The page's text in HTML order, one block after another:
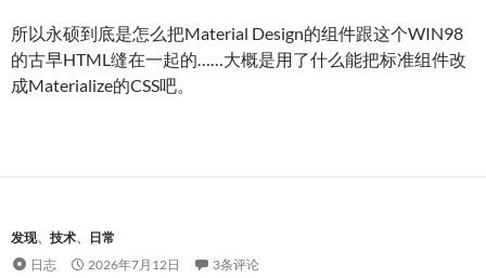
所以永硕到底是怎么把Material Design的组件跟这个WIN98
的古早HTML缝在一起的……大概是用了什么能把标准组件改
成Materialize的CSS吧。
发现、 技术、
日常
日志
2026年7月12日 3条评论